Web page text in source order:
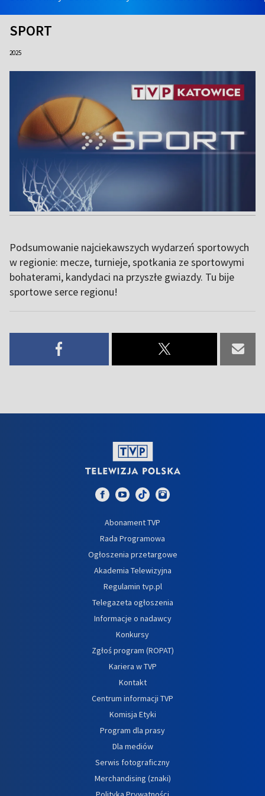
SPORT
2025
Podsumowanie najciekawszych wydarzeń sportowych
w regionie: mecze, turnieje, spotkania ze sportowymi
bohaterami, kandydaci na przyszłe gwiazdy. Tu bije
sportowe serce regionu!
Abonament TVP
Rada Programowa
Ogłoszenia przetargowe
Akademia Telewizyjna
Regulamin tvp.pl
Telegazeta ogłoszenia
Informacje o nadawcy
Konkursy
Zgłoś program (ROPAT)
Kariera w TVP
Kontakt
Centrum informacji TVP
Komisja Etyki
Program dla prasy
Dla mediów
Serwis fotograficzny
Merchandising (znaki)